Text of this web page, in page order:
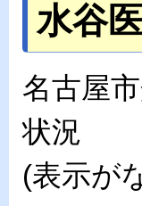
水谷
名古屋
状況
(表示が